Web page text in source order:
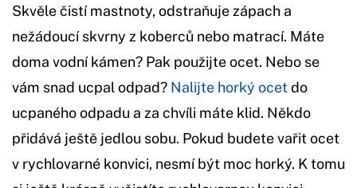
Skvěle čistí mastnoty, odstraňuje zápach a
nežádoucí skvrny z koberců nebo matrací. Máte
doma vodní kámen? Pak použijte ocet. Nebo se
vám snad ucpal odpad? Nalijte horký ocetdo
ucpaného odpadu a za chvíli máte klid. Někdo
přidává ještě jedlou sobu. Pokud budete vařit ocet
v rychlovarné konvici, nesmí být moc horký. K tomu